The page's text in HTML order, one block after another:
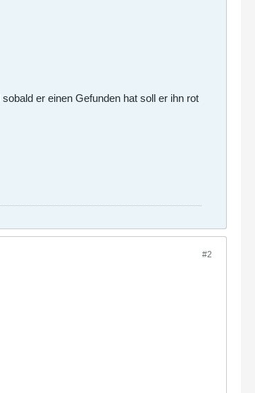
er einen Gefunden hat soll er ihn rot
#2